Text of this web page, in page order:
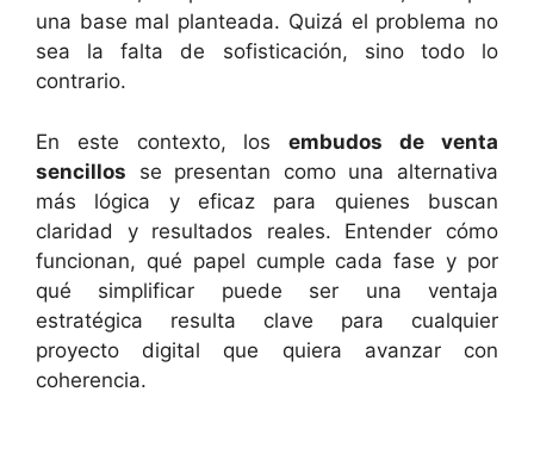
una base mal planteada. Quizá el problema no
sea la falta de sofisticación, sino todo lo
contrario.
En este contexto, losembudos de venta
sencillos se presentan como una alternativa
más lógica y eficaz para quienes buscan
claridad y resultados reales. Entender cómo
funcionan, qué papel cumple cada fase y por
qué simplificar puede ser una ventaja
estratégica resulta clave para cualquier
proyecto digital que quiera avanzar con
coherencia.